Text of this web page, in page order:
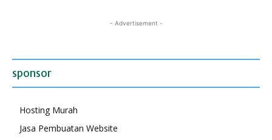
- Advertisement -
sponsor
Hosting Murah
Jasa Pembuatan Website